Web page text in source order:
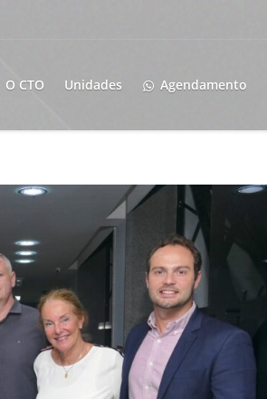
O CTO Unidades Agendamento